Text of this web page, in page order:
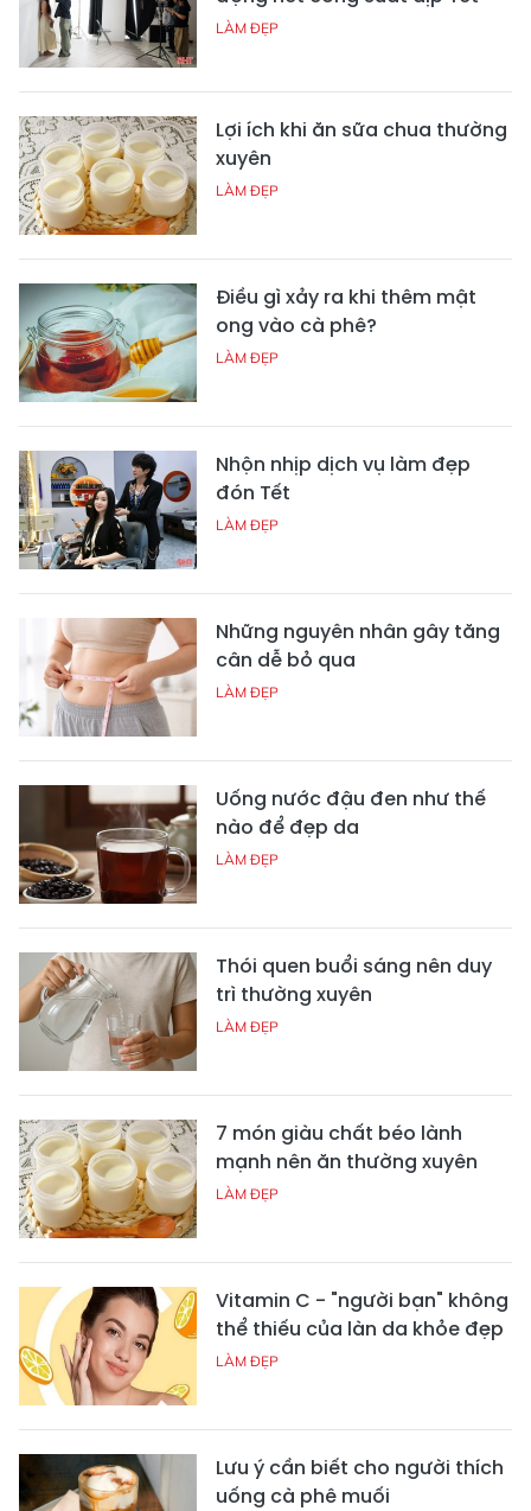
LÀM ĐẸP
Lợi ích khi ăn sữa chua thường
xuyên
LÀM ĐẸP
Điều gì xảy ra khi thêm mật
ong vào cà phê?
LÀM ĐẸP
Nhộn nhịp dịch vụ làm đẹp
đón Tết
LÀM ĐẸP
Những nguyên nhân gây tăng
cân dễ bỏ qua
LÀM ĐẸP
Uống nước đậu đen như thế
nào để đẹp da
LÀM ĐẸP
Thói quen buổi sáng nên duy
trì thường xuyên
LÀM ĐẸP
7 món giàu chất béo lành
mạnh nên ăn thường xuyên
LÀM ĐẸP
Vitamin C - "người bạn" không
thể thiếu của làn da khỏe đẹp
LÀM ĐẸP
Lưu ý cần biết cho người thích
uống cà phê muối